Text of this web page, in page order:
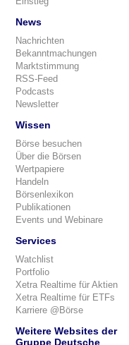
News
Nachrichten
Bekanntmachungen
Marktstimmung
RSS-Feed
Podcasts
Newsletter
Wissen
Börse besuchen
Über die Börsen
Wertpapiere
Handeln
Börsenlexikon
Publikationen
Events und Webinare
Services
Watchlist
Portfolio
Xetra Realtime für Aktien
Xetra Realtime für ETFs
Karriere @Börse
Weitere Websites der
Gruppe Deutsche